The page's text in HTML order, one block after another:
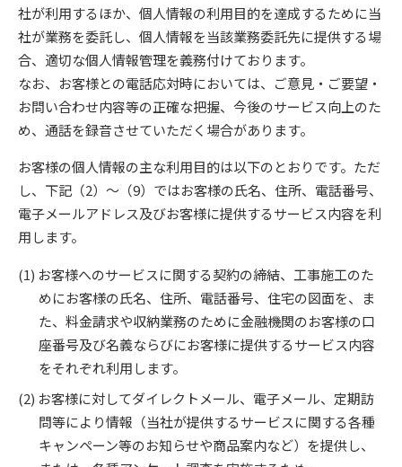
社が利用するほか、個人情報の利用目的を達成するために当
社が業務を委託し、個人情報を当該業務委託先に提供する場
合、適切な個人情報管理を義務付けております。
なお、お客様との電話応対時においては、ご意見・ご要望・
お問い合わせ内容等の正確な把握、今後のサービス向上のた
め、通話を録音させていただく場合があります。
お客様の個人情報の主な利用目的は以下のとおりです。ただ
し、下記（2）～（9）ではお客様の氏名、住所、電話番号、
電子メールアドレス及びお客様に提供するサービス内容を利
用します。
お客様へのサービスに関する契約の締結、工事施工のた
めにお客様の氏名、住所、電話番号、住宅の図面を、ま
た、料金請求や収納業務のために金融機関のお客様の口
座番号及び名義ならびにお客様に提供するサービス内容
をそれぞれ利用します。
お客様に対してダイレクトメール、電子メール、定期訪
問等により情報（当社が提供するサービスに関する各種
キャンペーン等のお知らせや商品案内など）を提供し、